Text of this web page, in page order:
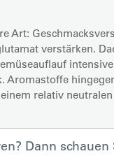
Art:
verstärken.
Aromastoffe
relativ
Dann